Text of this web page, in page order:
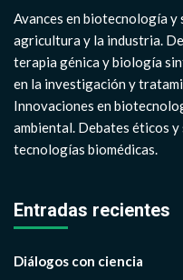
Avances en biotecnología y
agricultura y la industria.
terapia génica y biología
en la investigación y
Innovaciones en
ambiental. Debates éticos
tecnologías biomédicas.
Entradas recientes
Diálogos con ciencia